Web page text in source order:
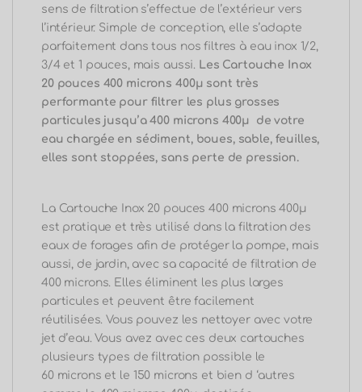
sens de filtration s’effectue de l’extérieur vers
l’intérieur. Simple de conception, elle s’adapte
parfaitement dans tous nos filtres à eau inox 1/2,
3/4 et 1 pouces, mais aussi. Les Cartouche Inox
20 pouces 400 microns 400μ sont très
performante pour filtrer les plus grosses
particules jusqu’a400 microns 400μ de votre
eau chargée en sédiment, boues, sable, feuilles,
elles sont stoppées, sans perte de pression.
La Cartouche Inox 20 pouces 400 microns 400μ
est pratique et très utilisé dans la filtration des
eaux de forages afin de protéger la pompe, mais
aussi, de jardin, avec sa capacité de filtration de
400 microns. Elles éliminent les plus larges
particules et peuvent être facilement
réutilisées. Vous pouvez les nettoyer avec votre
jet d’eau.Vous avez avec ces deux cartouches
plusieurs types de filtration possible le
60microns et le 150 microns et bien d ‘autres